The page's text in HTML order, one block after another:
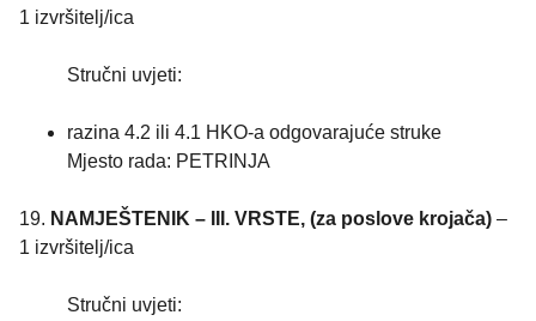
1 izvršitelj/ica
Stručni uvjeti:
razina 4.2 ili 4.1 HKO-a odgovarajuće struke
Mjesto rada: PETRINJA
19. NAMJEŠTENIK – III. VRSTE, (za poslove krojača) –
1 izvršitelj/ica
Stručni uvjeti: